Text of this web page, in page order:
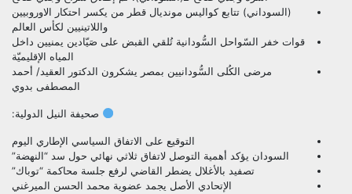
(السوداني) تتابع كواليس مونديال قطر من يكسر احتكار الاوروبيين
واللاتينيين لكأس العالم
قوات خفر السّواحل السُّودانية تُلقي القبض على صَيّادين يمنيين داخل
المياه الإقليميّة
مرضى الكُلى السُّودانيين بمصر يشكرون الدكتور العقيد/ أحمد
المصطفى بدوي
صحيفة النيل الدولية:
التوقيع على الاتفاق السياسي الإطاري اليوم
السودان يؤكد أهمية التوصل لاتفاق ثلاثي نهائي حول سد “النهضة”
تصفيد بالأغلال يضطر القاضي لرفع جلسة محاكمة “توباك”
الإتحادي الأصل يجمد عضوية محمد الحسن الميرغني